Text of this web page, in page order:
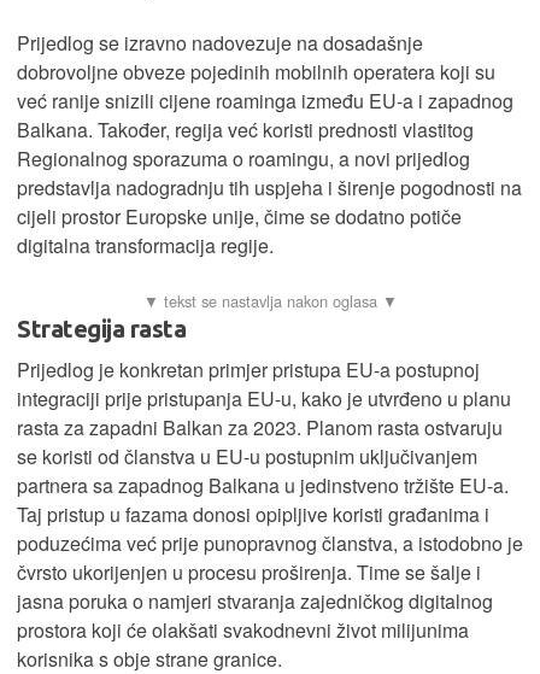
Prijedlog se izravno nadovezuje na dosadašnje
dobrovoljne obveze pojedinih mobilnih operatera koji su
već ranije snizili cijene roaminga između EU-a i zapadnog
Balkana. Također, regija već koristi prednosti vlastitog
Regionalnog sporazuma o roamingu, a novi prijedlog
predstavlja nadogradnju tih uspjeha i širenje pogodnosti na
cijeli prostor Europske unije, čime se dodatno potiče
digitalna transformacija regije.
Strategija rasta
Prijedlog je konkretan primjer pristupa EU-a postupnoj
integraciji prije pristupanja EU-u, kako je utvrđeno u planu
rasta za zapadni Balkan za 2023. Planom rasta ostvaruju
se koristi od članstva u EU-u postupnim uključivanjem
partnera sa zapadnog Balkana u jedinstveno tržište EU-a.
Taj pristup u fazama donosi opipljive koristi građanima i
poduzećima već prije punopravnog članstva, a istodobno je
čvrsto ukorijenjen u procesu proširenja. Time se šalje i
jasna poruka o namjeri stvaranja zajedničkog digitalnog
prostora koji će olakšati svakodnevni život milijunima
korisnika s obje strane granice.